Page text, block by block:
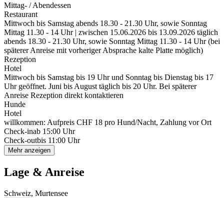
Mittag- / Abendessen
Restaurant
Mittwoch bis Samstag abends 18.30 - 21.30 Uhr, sowie Sonntag
Mittag 11.30 - 14 Uhr | zwischen 15.06.2026 bis 13.09.2026 täglich
abends 18.30 - 21.30 Uhr, sowie Sonntag Mittag 11.30 - 14 Uhr (bei
späterer Anreise mit vorheriger Absprache kalte Platte möglich)
Rezeption
Hotel
Mittwoch bis Samstag bis 19 Uhr und Sonntag bis Dienstag bis 17
Uhr geöffnet. Juni bis August täglich bis 20 Uhr. Bei späterer
Anreise Rezeption direkt kontaktieren
Hunde
Hotel
willkommen: Aufpreis CHF 18 pro Hund/Nacht, Zahlung vor Ort
Check-inab 15:00 Uhr
Check-outbis 11:00 Uhr
Mehr anzeigen
Lage & Anreise
Schweiz, Murtensee